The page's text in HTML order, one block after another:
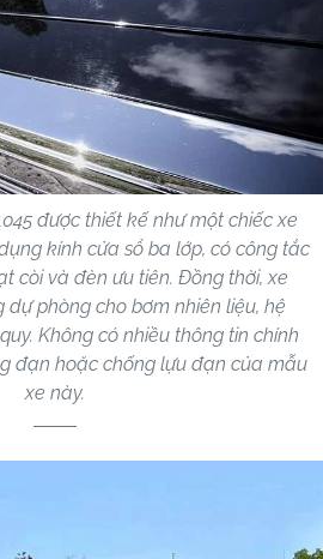
được thiết kế như một chiếc xe
kính cửa sổ ba lớp, có công tắc
còi và đèn ưu tiên. Đồng thời, xe
phòng cho bơm nhiên liệu, hệ
Không có nhiều thông tin chính
đạn hoặc chống lựu đạn của mẫu
xe này.